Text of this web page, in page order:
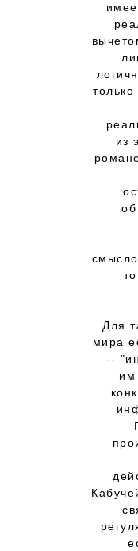
из
Для
мира
--
им